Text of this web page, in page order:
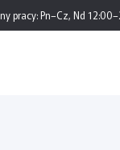
pracy:Pn–Cz, Nd